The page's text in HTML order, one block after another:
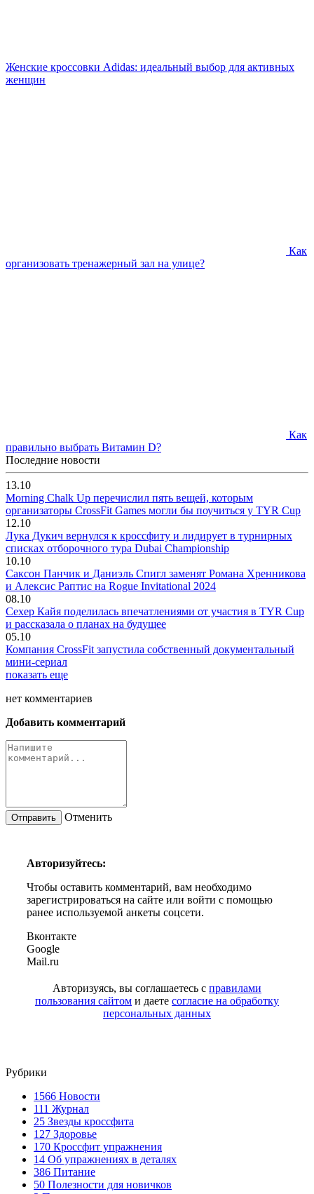
Женские кроссовки Adidas: идеальный выбор для активных
женщин
Как
организовать тренажерный зал на улице?
Как
правильно выбрать Витамин D?
Последние новости
13.10
Morning Chalk Up перечислил пять вещей, которым
организаторы CrossFit Games могли бы поучиться у TYR Cup
12.10
Лука Дукич вернулся к кроссфиту и лидирует в турнирных
списках отборочного тура Dubai Championship
10.10
Саксон Панчик и Даниэль Спигл заменят Романа Хренникова
и Алексис Раптис на Rogue Invitational 2024
08.10
Сехер Кайя поделилась впечатлениями от участия в TYR Cup
и рассказала о планах на будущее
05.10
Компания CrossFit запустила собственный документальный
мини-сериал
показать еще
нет комментариев
Добавить комментарий
Отменить
Авторизуйтесь:
Чтобы оставить комментарий, вам необходимо
зарегистрироваться на сайте или войти с помощью
ранее используемой анкеты соцсети.
Вконтакте
Google
Mail.ru
Авторизуясь, вы соглашаетесь с правилами
пользования сайтом и даете согласие на обработку
персональных данных
Рубрики
1566 Новости
111 Журнал
25 Звезды кроссфита
127 Здоровье
170 Кроссфит упражнения
14 Об упражнениях в деталях
386 Питание
50 Полезности для новичков